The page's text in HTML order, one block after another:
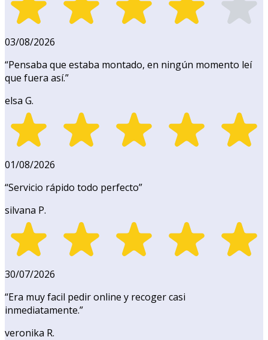
03/08/2026
“Pensaba que estaba montado, en ningún momento leí
que fuera así.”
elsa G.
01/08/2026
“Servicio rápido todo perfecto”
silvana P.
30/07/2026
“Era muy facil pedir online y recoger casi
inmediatamente.”
veronika R.